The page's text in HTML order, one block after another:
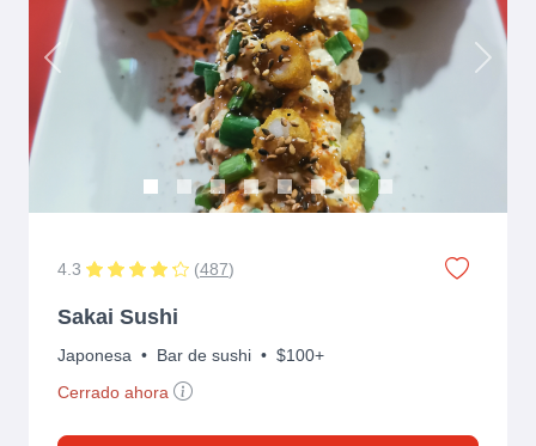
Previous Next
4.3 (487)
Sakai Sushi
Japonesa • Bar de sushi • $100+
Cerrado ahora